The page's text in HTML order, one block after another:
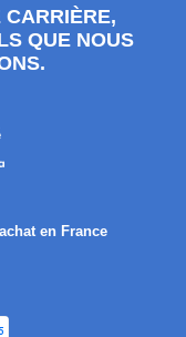
CARRIÈRE,
QUE NOUS
en France